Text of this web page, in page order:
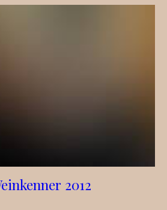
2012